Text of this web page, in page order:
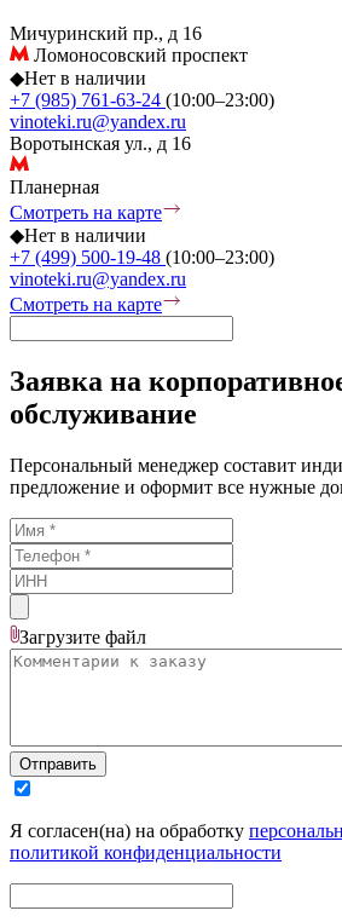
Мичуринский пр., д 16
Ломоносовский проспект
◆Нет в наличии
+7 (985) 761-63-24 (10:00–23:00)
vinoteki.ru@yandex.ru
Воротынская ул., д 16
Планерная
Смотреть на карте
◆Нет в наличии
+7 (499) 500-19-48 (10:00–23:00)
vinoteki.ru@yandex.ru
Смотреть на карте
Заявка на
обслуживание
Персональный менеджер составит
предложение и оформит все нужные
Загрузите файл
Отправить
Я согласен(на) на обработку
политикой конфиденциальности